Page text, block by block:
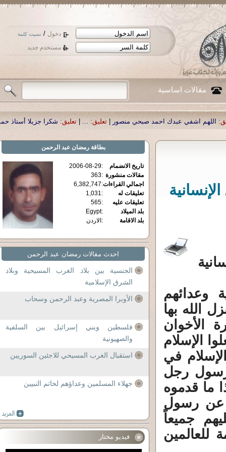
دخول / نسيت كلمة
مستخدم جديد
مقالات اساسية
احمد صبحي منصور| تعليق: ...
|تعليق: شكرا جزيلا أستاذ حمد الحمد .أكرمكم
وعدائهم
الله بها
الأخوان
الإسلام
في
رجل
ما قدموه
عن رسول
جميعاً
للعالمين
بطاقةرمضان عبد الرحمن
تاريخ الانضمام :
2006-08-29
مقالات منشورة :
363
اجمالي القراءات:
6,382,747
تعليقات له
:
1,031
تعليقات عليه
:
565
بلد الميلاد
:
Egypt
بلد الاقامة
: الاردن
احدث مقالات رمضان عبد الرحمن
الجنسية بين بلاد الغرب المسيحية وبلاد
الشرق الإسلامية
الأوبرا المصرية وعبد الرحمن وسحاب
فلسطين وبني إسرائيل بين السلفية
والصهيونية
استقبال الغرب المسيحي للاجئين السوريين
جهلاء المسلمين وعداؤهم لخاتم النبيين
فيديو مختار